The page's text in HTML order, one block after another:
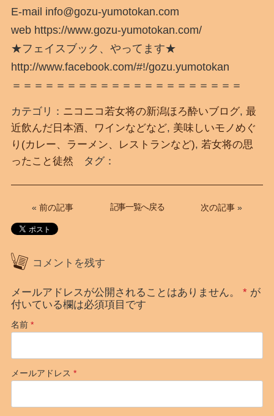
E-mail info@gozu-yumotokan.com
web https://www.gozu-yumotokan.com/
★フェイスブック、やってます★
http://www.facebook.com/#!/gozu.yumotokan
＝＝＝＝＝＝＝＝＝＝＝＝＝＝＝＝＝＝＝＝＝
カテゴリ： ニコニコ若女将の新潟ほろ酔いブログ, 最
近飲んだ日本酒、ワインなどなど, 美味しいモノめぐ
り(カレー、ラーメン、レストランなど), 若女将の思
ったこと徒然 タグ：
« 前の記事 次の記事 »
記事一覧へ戻る
コメントを残す
メールアドレスが公開されることはありません。 *が
付いている欄は必須項目です
名前 *
メールアドレス *